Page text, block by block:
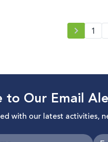
1
to Our Email
with our latest activities,